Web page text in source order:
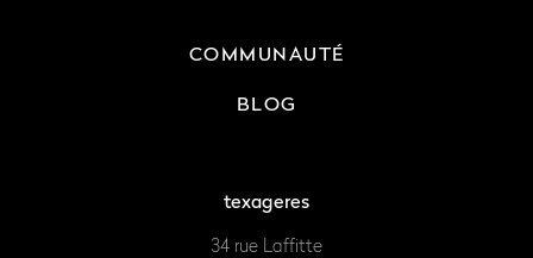
COMMUNAUTÉ
BLOG
texageres
34 rue Laffitte